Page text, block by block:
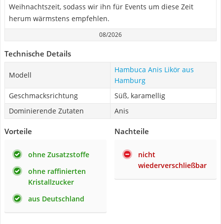
Weihnachtszeit, sodass wir ihn für Events um diese Zeit
herum wärmstens empfehlen.
08/2026
Technische Details
Modell
Hambuca Anis Likör aus
Hamburg
Geschmacksrichtung
Süß, karamellig
Dominierende Zutaten
Anis
Vorteile
ohne Zusatzstoffe
ohne raffinierten
Kristallzucker
aus Deutschland
Nachteile
nicht
wiederverschließbar